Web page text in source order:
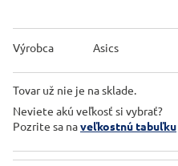
Výrobca Asics
Tovar už nie je na sklade.
Neviete akú veľkosť si vybrať?
Pozrite sa naveľkostnú tabuľku